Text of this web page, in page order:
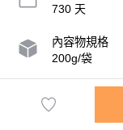
730 天
內容物規格
200g/袋
營業人名稱
京盛宇現代食